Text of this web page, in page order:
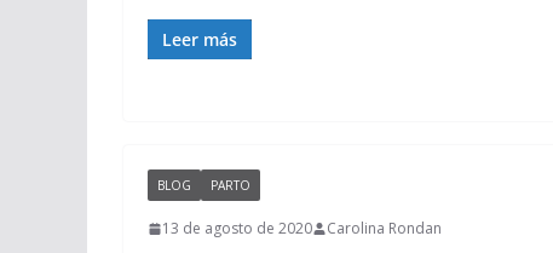
Leer más
BLOG PARTO
13 de agosto de 2020 Carolina Rondan